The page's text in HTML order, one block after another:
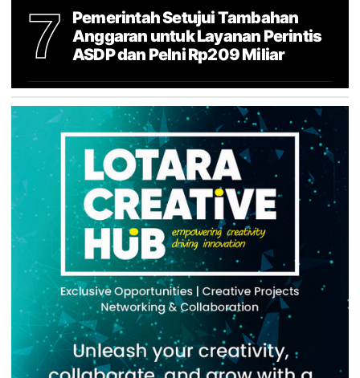
7
Pemerintah Setujui Tambahan
Anggaran untuk Layanan Perintis
ASDP dan Pelni Rp209 Miliar